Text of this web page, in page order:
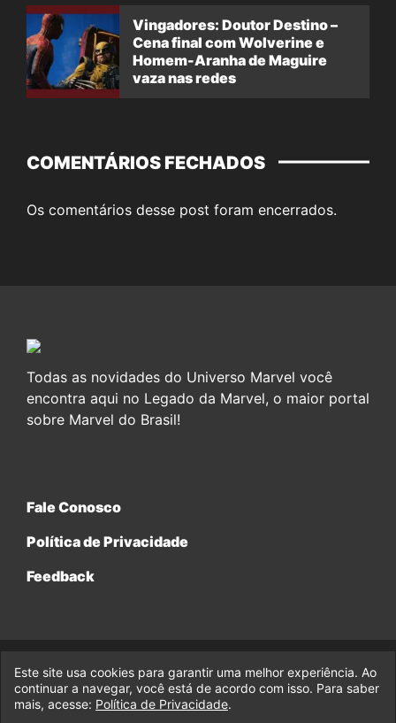
Vingadores: Doutor Destino –
Cena final com Wolverine e
Homem-Aranha de Maguire
vaza nas redes
COMENTÁRIOS FECHADOS
Os comentários desse post foram encerrados.
Todas as novidades do Universo Marvel você
encontra aqui no Legado da Marvel, o maior portal
sobre Marvel do Brasil!
Fale Conosco
Política de Privacidade
Feedback
© 2017-2026 Legado da Marvel, uma empresa da Legado
Enterprises.
Este site usa cookies para garantir uma melhor experiência. Ao
continuar a navegar, você está de acordo com isso. Para saber
mais, acesse: Política de Privacidade.